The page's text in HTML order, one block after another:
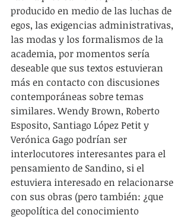
producido en medio de las luchas de
egos, las exigencias administrativas,
las modas y los formalismos de la
academia, por momentos sería
deseable que sus textos estuvieran
más en contacto con discusiones
contemporáneas sobre temas
similares. Wendy Brown, Roberto
Esposito, Santiago López Petit y
Verónica Gago podrían ser
interlocutores interesantes para el
pensamiento de Sandino, si el
estuviera interesado en relacionarse
con sus obras (pero también: ¿que
geopolítica del conocimiento